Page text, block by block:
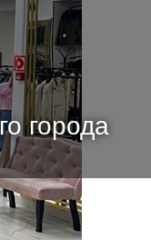
города